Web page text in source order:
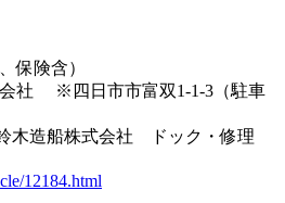
保険含）
会社 ※四日市市富双1-1-3（駐車
木造船株式会社 ドック・修理
12184.html